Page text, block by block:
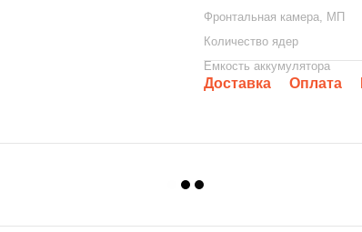
Фронтальная камера, МП
Количество ядер
Емкость аккумулятора
Доставка Оплата